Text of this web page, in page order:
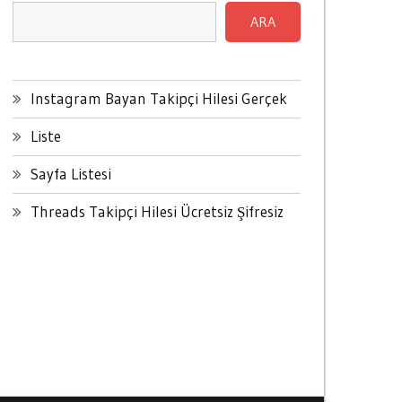
ARA
Instagram Bayan Takipçi Hilesi Gerçek
Liste
Sayfa Listesi
Threads Takipçi Hilesi Ücretsiz Şifresiz